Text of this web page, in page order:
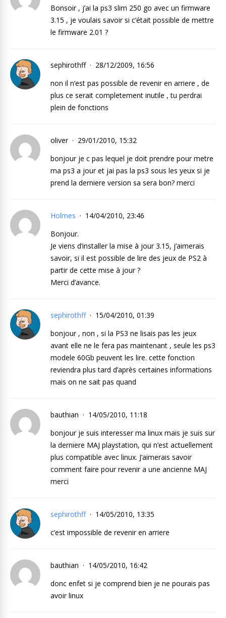
Bonsoir , j’ai la ps3 slim 250 go avec un firmware
3.15 , je voulais savoir si c’était possible de mettre
le firmware 2.01 ?
sephirothff
28/12/2009, 16:56
non il n’est pas possible de revenir en arriere , de
plus ce serait completement inutile , tu perdrai
plein de fonctions
oliver
29/01/2010, 15:32
bonjour je c pas lequel je doit prendre pour metre
ma ps3 a jour et jai pas la ps3 sous les yeux si je
prend la derniere version sa sera bon? merci
Holmes
14/04/2010, 23:46
Bonjour.
Je viens d’installer la mise à jour 3.15, j’aimerais
savoir, si il est possible de lire des jeux de PS2 à
partir de cette mise à jour ?
Merci d’avance.
sephirothff
15/04/2010, 01:39
bonjour , non , si la PS3 ne lisais pas les jeux
avant elle ne le fera pas maintenant , seule les ps3
modele 60Gb peuvent les lire. cette fonction
reviendra plus tard d’après certaines informations
mais on ne sait pas quand
bauthian
14/05/2010, 11:18
bonjour je suis interesser ma linux mais je suis sur
la derniere MAJ playstation, qui n’est actuellement
plus compatible avec linux. J’aimerais savoir
comment faire pour revenir a une ancienne MAJ
merci
sephirothff
14/05/2010, 13:35
c’est impossible de revenir en arriere
bauthian
14/05/2010, 16:42
donc enfet si je comprend bien je ne pourais pas
avoir linux